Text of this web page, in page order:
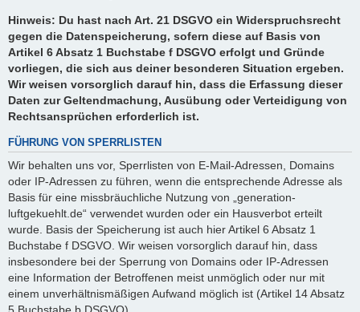
Hinweis: Du hast nach Art. 21 DSGVO ein Widerspruchsrecht
gegen die Datenspeicherung, sofern diese auf Basis von
Artikel 6 Absatz 1 Buchstabe f DSGVO erfolgt und Gründe
vorliegen, die sich aus deiner besonderen Situation ergeben.
Wir weisen vorsorglich darauf hin, dass die Erfassung dieser
Daten zur Geltendmachung, Ausübung oder Verteidigung von
Rechtsansprüchen erforderlich ist.
FÜHRUNG VON SPERRLISTEN
Wir behalten uns vor, Sperrlisten von E-Mail-Adressen, Domains
oder IP-Adressen zu führen, wenn die entsprechende Adresse als
Basis für eine missbräuchliche Nutzung von „generation-
luftgekuehlt.de“ verwendet wurden oder ein Hausverbot erteilt
wurde. Basis der Speicherung ist auch hier Artikel 6 Absatz 1
Buchstabe f DSGVO. Wir weisen vorsorglich darauf hin, dass
insbesondere bei der Sperrung von Domains oder IP-Adressen
eine Information der Betroffenen meist unmöglich oder nur mit
einem unverhältnismäßigen Aufwand möglich ist (Artikel 14 Absatz